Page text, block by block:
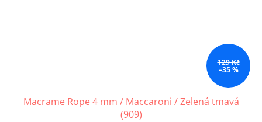
129 Kč
–35 %
Macrame Rope 4 mm / Maccaroni / Zelená tmavá
(909)